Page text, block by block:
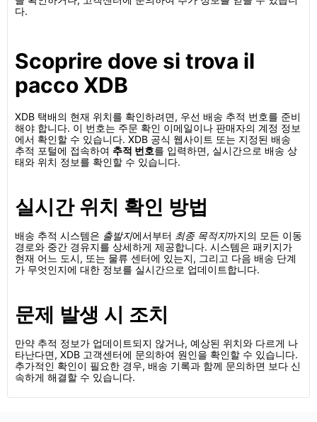
다.
Scoprire dove si trova il
pacco XDB
XDB 택배의 현재 위치를 확인하려면, 우선 배송 추적 번호를 준비
해야 합니다. 이 번호는 주문 확인 이메일이나 판매자의 계정 정보
에서 확인할 수 있습니다. XDB 공식 웹사이트 또는 지정된 배송
추적 포털에 접속하여 추적 번호를 입력하면, 실시간으로 배송 상
태와 위치 정보를 확인할 수 있습니다.
실시간 위치 확인 방법
배송 추적 시스템은 출발지에서부터 최종 목적지까지의 모든 이동
경로와 중간 경유지를 상세하게 제공합니다. 시스템은 패키지가
현재 어느 도시, 또는 물류 센터에 있는지, 그리고 다음 배송 단계
가 무엇인지에 대한 정보를 실시간으로 업데이트합니다.
문제 발생 시 조치
만약 추적 정보가 업데이트되지 않거나, 예상된 위치와 다르게 나
타난다면, XDB 고객센터에 문의하여 원인을 확인할 수 있습니다.
추가적인 확인이 필요한 경우, 배송 기록과 함께 문의하면 보다 신
속하게 해결할 수 있습니다.